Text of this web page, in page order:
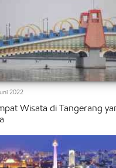
2022
Wisata di Tangerang